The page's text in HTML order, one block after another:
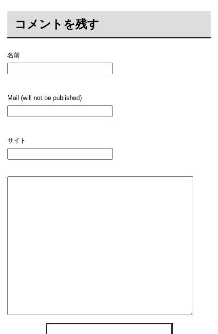
コメントを残す
名前
Mail (will not be published)
サイト